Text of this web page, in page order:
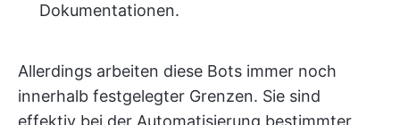
Dokumentationen.
Allerdings arbeiten diese Bots immer noch
innerhalb festgelegter Grenzen. Sie sind
effektiv bei der Automatisierung bestimmter